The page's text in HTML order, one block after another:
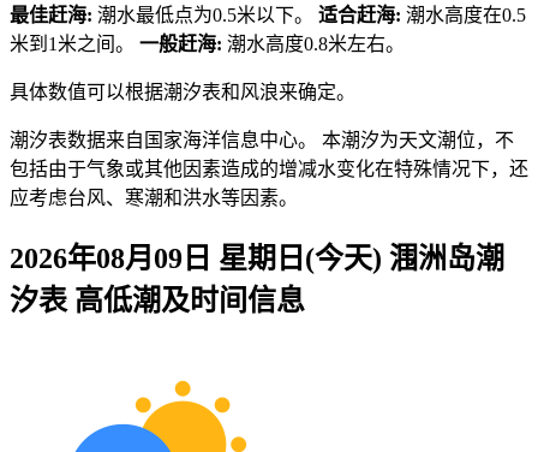
最佳赶海: 潮水最低点为0.5米以下。 适合赶海: 潮水高度在0.5
米到1米之间。 一般赶海: 潮水高度0.8米左右。
具体数值可以根据潮汐表和风浪来确定。
潮汐表数据来自国家海洋信息中心。 本潮汐为天文潮位，不
包括由于气象或其他因素造成的增减水变化在特殊情况下，还
应考虑台风、寒潮和洪水等因素。
2026年08月09日 星期日(今天) 涠洲岛潮
汐表 高低潮及时间信息